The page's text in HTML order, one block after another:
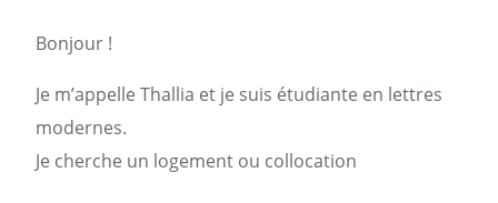
Bonjour !
Je m’appelle Thallia et je suis étudiante en lettres
modernes.
Je cherche un logement ou collocation